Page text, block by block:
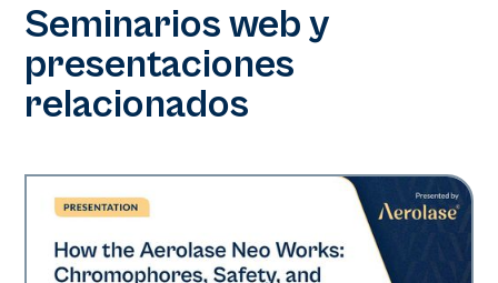
Seminarios web y
presentaciones
relacionados